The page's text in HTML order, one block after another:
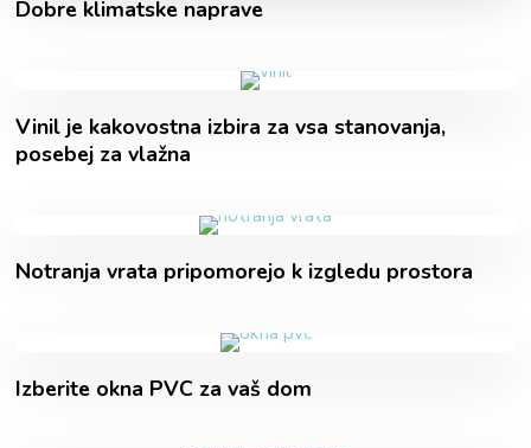
Dobre klimatske naprave
Vinil je kakovostna izbira za vsa stanovanja,
posebej za vlažna
Notranja vrata pripomorejo k izgledu prostora
Izberite okna PVC za vaš dom